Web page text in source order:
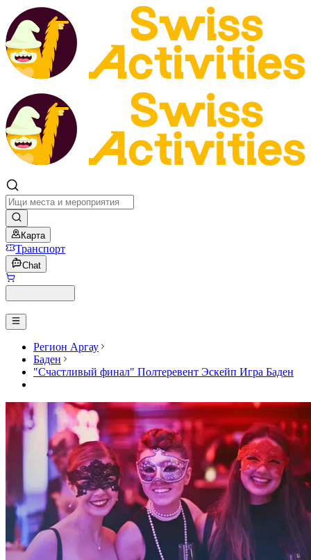
Карта
Транспорт
Chat
Регион Аргау
Баден
"Счастливый финал" Полтеревент Эскейп Игра Баден